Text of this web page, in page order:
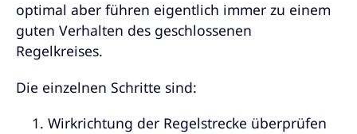
optimal aber führen eigentlich immer zu einem
guten Verhalten des geschlossenen
Regelkreises.
Die einzelnen Schritte sind:
Wirkrichtung der Regelstrecke überprüfen